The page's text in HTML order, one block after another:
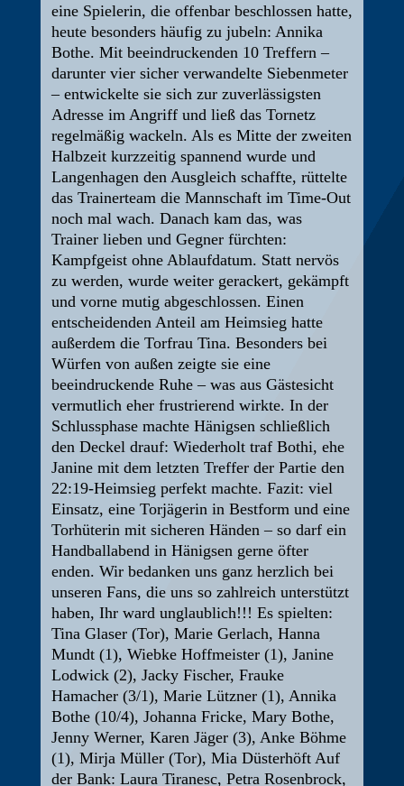
eine Spielerin, die offenbar beschlossen hatte,
heute besonders häufig zu jubeln: Annika
Bothe. Mit beeindruckenden 10 Treffern –
darunter vier sicher verwandelte Siebenmeter
– entwickelte sie sich zur zuverlässigsten
Adresse im Angriff und ließ das Tornetz
regelmäßig wackeln. Als es Mitte der zweiten
Halbzeit kurzzeitig spannend wurde und
Langenhagen den Ausgleich schaffte, rüttelte
das Trainerteam die Mannschaft im Time-Out
noch mal wach. Danach kam das, was
Trainer lieben und Gegner fürchten:
Kampfgeist ohne Ablaufdatum. Statt nervös
zu werden, wurde weiter gerackert, gekämpft
und vorne mutig abgeschlossen. Einen
entscheidenden Anteil am Heimsieg hatte
außerdem die Torfrau Tina. Besonders bei
Würfen von außen zeigte sie eine
beeindruckende Ruhe – was aus Gästesicht
vermutlich eher frustrierend wirkte. In der
Schlussphase machte Hänigsen schließlich
den Deckel drauf: Wiederholt traf Bothi, ehe
Janine mit dem letzten Treffer der Partie den
22:19-Heimsieg perfekt machte. Fazit: viel
Einsatz, eine Torjägerin in Bestform und eine
Torhüterin mit sicheren Händen – so darf ein
Handballabend in Hänigsen gerne öfter
enden. Wir bedanken uns ganz herzlich bei
unseren Fans, die uns so zahlreich unterstützt
haben, Ihr ward unglaublich!!! Es spielten:
Tina Glaser (Tor), Marie Gerlach, Hanna
Mundt (1), Wiebke Hoffmeister (1), Janine
Lodwick (2), Jacky Fischer, Frauke
Hamacher (3/1), Marie Lützner (1), Annika
Bothe (10/4), Johanna Fricke, Mary Bothe,
Jenny Werner, Karen Jäger (3), Anke Böhme
(1), Mirja Müller (Tor), Mia Düsterhöft Auf
der Bank: Laura Tiranesc, Petra Rosenbrock,